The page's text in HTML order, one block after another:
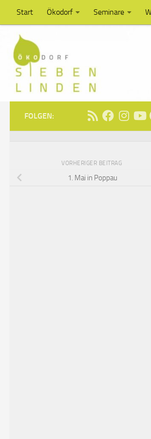
Unter dem Inhalt
Start Ökodorf Seminare
FOLGEN:
VORHERIGER BEITRAG
1. Mai in Poppau